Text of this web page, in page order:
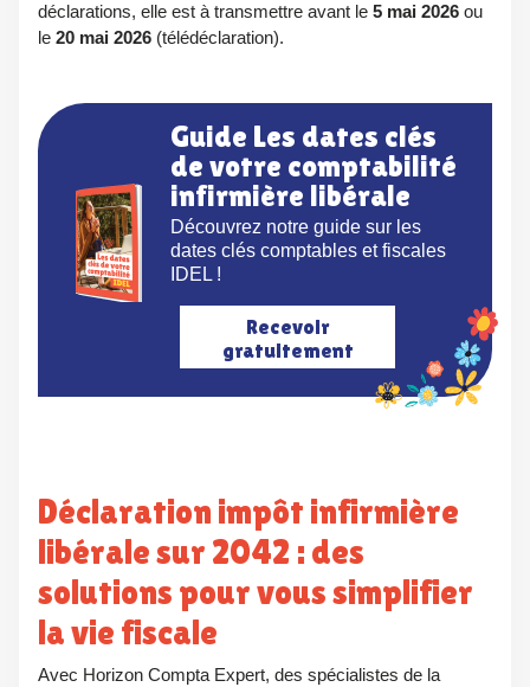
déclarations, elle est à transmettre avant le 5 mai 2026 ou
le 20 mai 2026 (télédéclaration).
Guide Les dates clés
de votre comptabilité
infirmière libérale
Découvrez notre guide sur les
dates clés comptables et fiscales
IDEL !
Recevoir
gratuitement
Déclaration impôt infirmière
libérale sur 2042 : des
solutions pour vous simplifier
la vie fiscale
Avec Horizon Compta Expert, des spécialistes de la